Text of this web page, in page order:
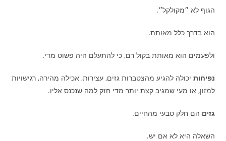
הגוף לא ״מקולקל״.
הוא בדרך כלל מאותת.
ולפעמים הוא מאותת בקול רם, כי להתעלם היה פשוט מדי.
נפיחות יכולה להגיע מהצטברות גזים, עצירות, אכילה מהירה, רגישויות
למזון, או מעי שמגיב קצת יותר מדי חזק למה שנכנס אליו.
גזים הם חלק טבעי מהחיים.
השאלה היא לא אם יש.